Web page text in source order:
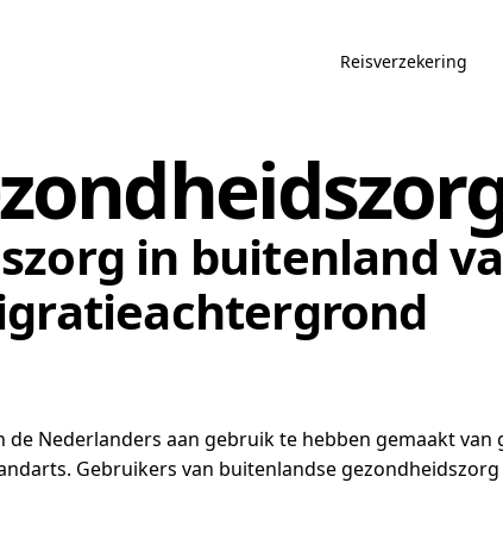
Reisverzekering
in buitenland
de Nederlanders aan gebruik te hebben gemaakt
Gebruikers van buitenlandse